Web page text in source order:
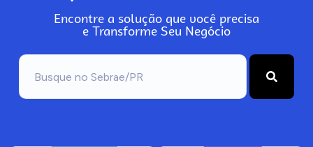
Encontre a solução que você precisa
e Transforme Seu Negócio